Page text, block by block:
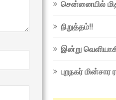
சென்னையில்
நிறுத்தம்!!
இன்று
புறநகர்